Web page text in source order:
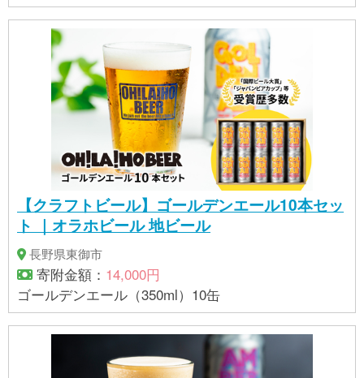
【クラフトビール】ゴールデンエール10本セッ
ト ｜オラホビール 地ビール
長野県東御市
寄附金額： 14,000円
ゴールデンエール（350ml）10缶